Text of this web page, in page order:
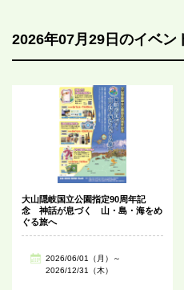
2026年07月29日のイベン
大山隠岐国立公園指定90周年記
念 神話が息づく 山・島・海をめ
ぐる旅へ
2026/06/01（月）～
2026/12/31（木）